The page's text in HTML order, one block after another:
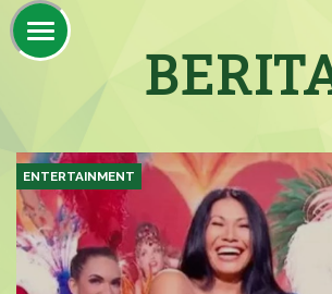
ENTERTAINMENT